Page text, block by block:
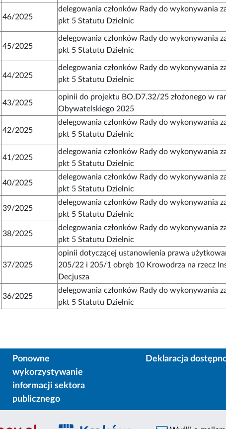
46/2025
delegowania członków Rady do wykonywania
pkt 5 Statutu Dzielnic
45/2025
delegowania członków Rady do wykonywania
pkt 5 Statutu Dzielnic
44/2025
delegowania członków Rady do wykonywania
pkt 5 Statutu Dzielnic
43/2025
opinii do projektu BO.D7.32/25 złożonego w
Obywatelskiego 2025
42/2025
delegowania członków Rady do wykonywania
pkt 5 Statutu Dzielnic
41/2025
delegowania członków Rady do wykonywania
pkt 5 Statutu Dzielnic
40/2025
delegowania członków Rady do wykonywania
pkt 5 Statutu Dzielnic
39/2025
delegowania członków Rady do wykonywania
pkt 5 Statutu Dzielnic
38/2025
delegowania członków Rady do wykonywania
pkt 5 Statutu Dzielnic
37/2025
opinii dotyczącej ustanowienia prawa
205/22 i 205/1 obręb 10 Krowodrza na rzecz
Decjusza
36/2025
delegowania członków Rady do wykonywania
pkt 5 Statutu Dzielnic
Ponowne
wykorzystywanie
informacji sektora
publicznego
Deklaracja